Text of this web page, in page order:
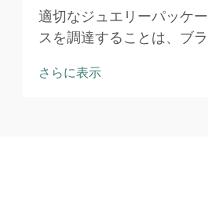
適切なジュエリーパッケ
スを調達することは、ブ
影響を与える戦略的な決定
さらに表示